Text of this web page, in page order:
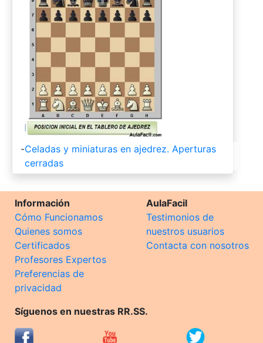
-Celadas y miniaturas en ajedrez. Aperturas
cerradas
Información
Cómo Funcionamos
Quienes somos
Certificados
Profesores Expertos
Preferencias de
privacidad
AulaFacil
Testimonios de
nuestros usuarios
Contacta con nosotros
Síguenos en nuestras RR.SS.